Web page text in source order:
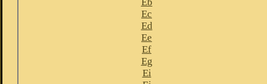
Ec
Ed
Ee
Ef
Eg
Ei